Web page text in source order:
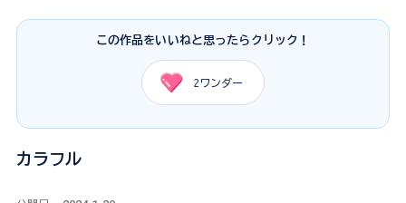
この作品をいいねと思ったらクリック！
2 ワンダー
カラフル